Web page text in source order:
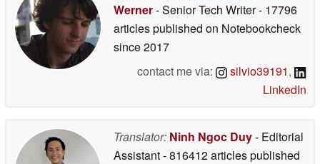
Werner- Senior Tech Writer- 17796
articles published on Notebookcheck
since 2017
contact me via:
silvio39191,
LinkedIn
Translator: Ninh Ngoc Duy- Editorial
Assistant- 816412 articles published